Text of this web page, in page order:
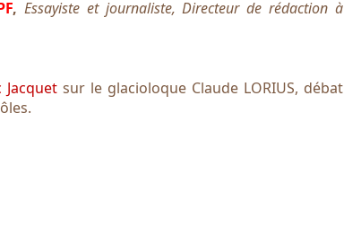
, Essayiste et journaliste, Directeur de rédaction à
Jacquetsur le glacioloque Claude LORIUS, débat